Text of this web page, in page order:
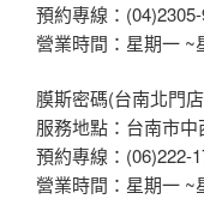
預約專線：
營業時間：星期一 ~
膜斯密碼(台南北門
服務地點：台南市
預約專線：(06)222-
營業時間：星期一 ~